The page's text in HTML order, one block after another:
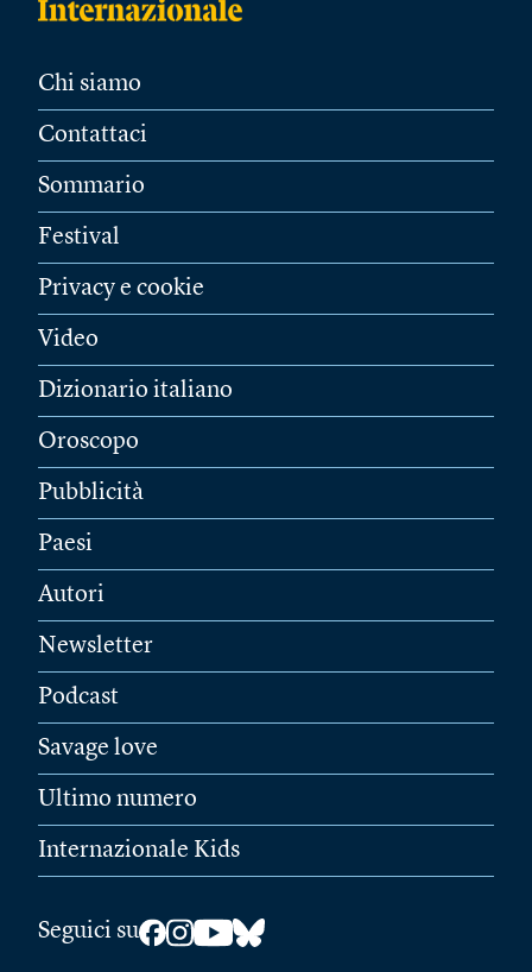
Chi siamo
Contattaci
Sommario
Festival
Privacy e cookie
Video
Dizionario italiano
Oroscopo
Pubblicità
Paesi
Autori
Newsletter
Podcast
Savage love
Ultimo numero
Internazionale Kids
Seguici su